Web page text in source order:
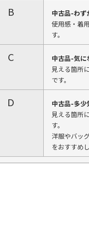
B
中古品-わず
使用感・着
す。
C
中古品-気に
見える箇所
です。
D
中古品-多少
見える箇所
す。
洋服やバッ
をおすすめし